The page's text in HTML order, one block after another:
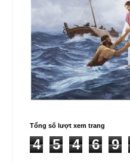
Tổng số lượt xem trang
4 5 4 6 9